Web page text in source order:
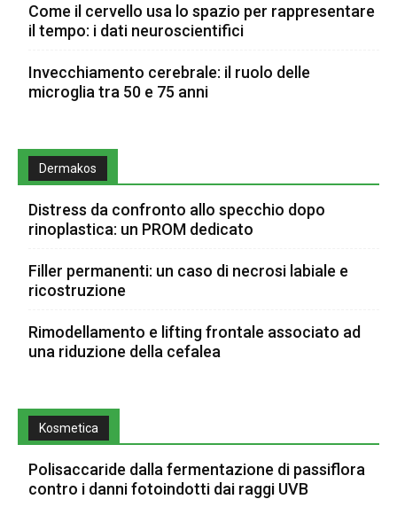
Come il cervello usa lo spazio per rappresentare
il tempo: i dati neuroscientifici
Invecchiamento cerebrale: il ruolo delle
microglia tra 50 e 75 anni
Dermakos
Distress da confronto allo specchio dopo
rinoplastica: un PROM dedicato
Filler permanenti: un caso di necrosi labiale e
ricostruzione
Rimodellamento e lifting frontale associato ad
una riduzione della cefalea
Kosmetica
Polisaccaride dalla fermentazione di passiflora
contro i danni fotoindotti dai raggi UVB